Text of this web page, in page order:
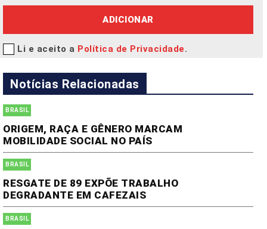
ADICIONAR
Li e aceito a Política de Privacidade.
Notícias Relacionadas
BRASIL
ORIGEM, RAÇA E GÊNERO MARCAM
MOBILIDADE SOCIAL NO PAÍS
BRASIL
RESGATE DE 89 EXPÕE TRABALHO
DEGRADANTE EM CAFEZAIS
BRASIL